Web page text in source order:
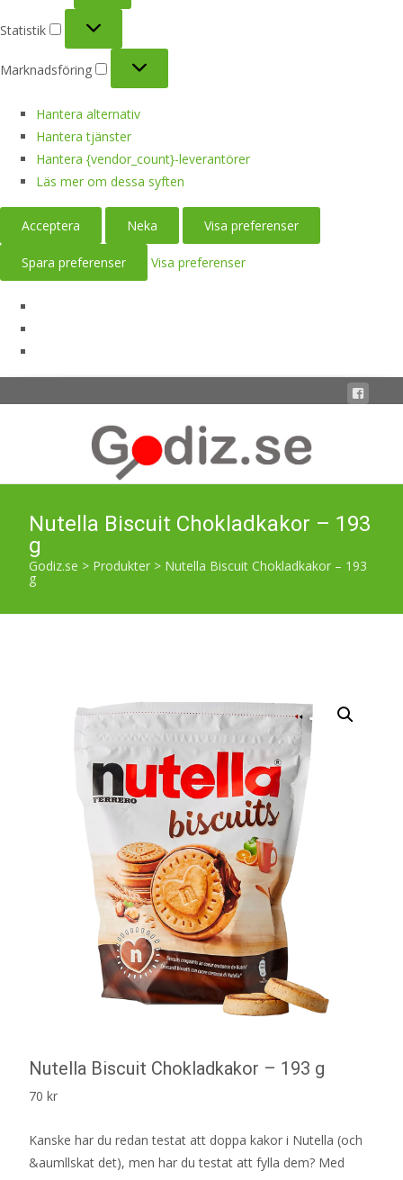
Statistik
Marknadsföring
Hantera alternativ
Hantera tjänster
Hantera {vendor_count}-leverantörer
Läs mer om dessa syften
Acceptera Neka Visa preferenser
Spara preferenser Visa preferenser
Nutella Biscuit Chokladkakor – 193
g
Godiz.se > Produkter > Nutella Biscuit Chokladkakor – 193
g
Nutella Biscuit Chokladkakor – 193 g
70 kr
Kanske har du redan testat att doppa kakor i Nutella (och
&aumllskat det), men har du testat att fylla dem? Med